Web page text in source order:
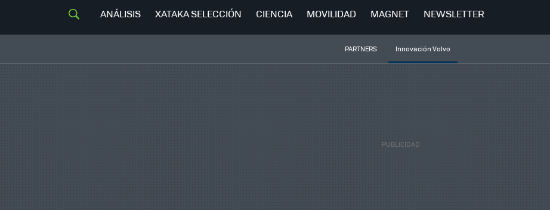
ANÁLISIS XATAKA SELECCIÓN CIENCIA MOVILIDAD MAGNET NEWSLETTER
PARTNERS Innovación Volvo